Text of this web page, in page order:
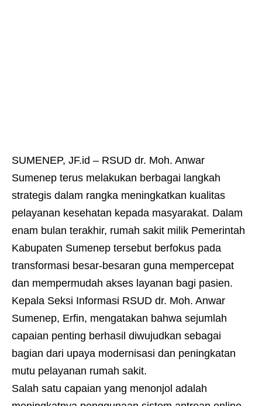
SUMENEP, JF.id – RSUD dr. Moh. Anwar
Sumenep terus melakukan berbagai langkah
strategis dalam rangka meningkatkan kualitas
pelayanan kesehatan kepada masyarakat. Dalam
enam bulan terakhir, rumah sakit milik Pemerintah
Kabupaten Sumenep tersebut berfokus pada
transformasi besar-besaran guna mempercepat
dan mempermudah akses layanan bagi pasien.
Kepala Seksi Informasi RSUD dr. Moh. Anwar
Sumenep, Erfin, mengatakan bahwa sejumlah
capaian penting berhasil diwujudkan sebagai
bagian dari upaya modernisasi dan peningkatan
mutu pelayanan rumah sakit.
Salah satu capaian yang menonjol adalah